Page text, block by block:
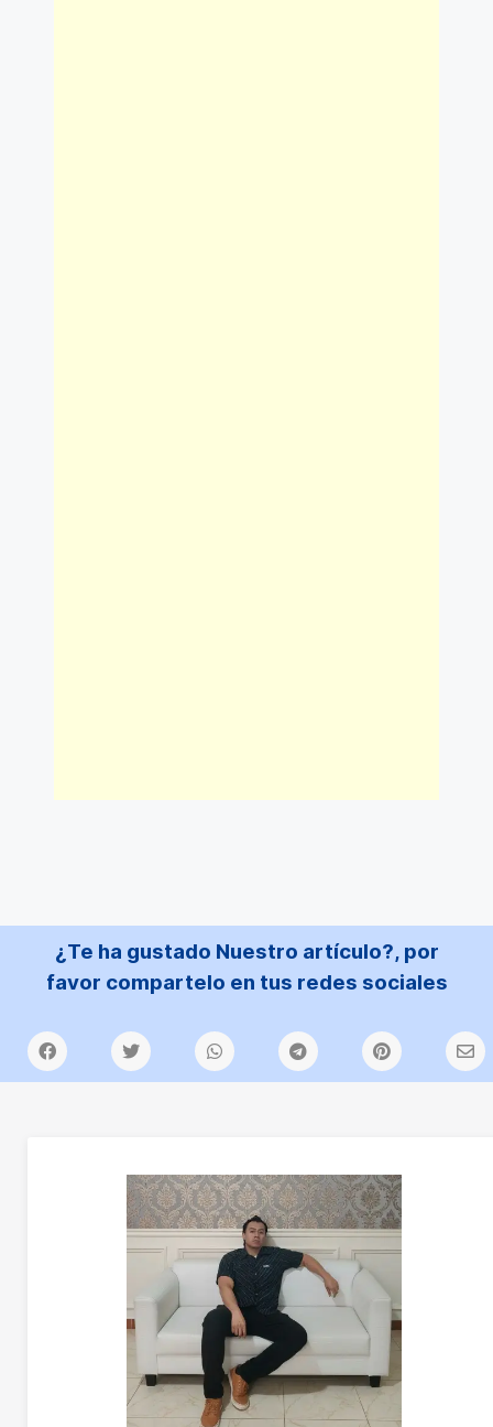
¿Te ha gustado Nuestro artículo?, por
favor compartelo en tus redes sociales